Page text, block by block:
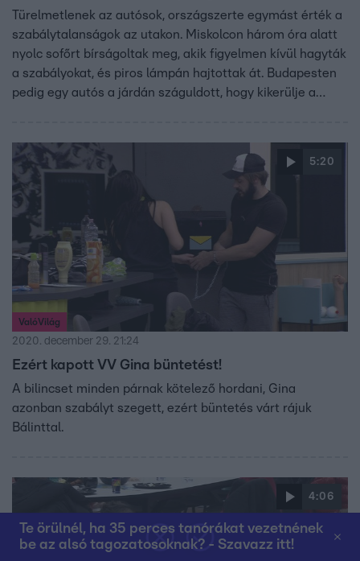
Te örülnél, ha 35 perces tanórákat vezetnének
be az alsó tagozatosoknak? - Szavazz itt!
Türelmetlenek az autósok, országszerte egymást érték a
szabálytalanságok az utakon. Miskolcon három óra alatt
nyolc sofőrt bírságoltak meg, akik figyelmen kívül hagyták
a szabályokat, és piros lámpán hajtottak át. Budapesten
pedig egy autós a járdán száguldott, hogy kikerülje a
5:20
ValóVilág
2020. december 29. 21:24
Ezért kapott VV Gina büntetést!
A bilincset minden párnak kötelező hordani, Gina
azonban szabályt szegett, ezért büntetés várt rájuk
Bálinttal.
4:06